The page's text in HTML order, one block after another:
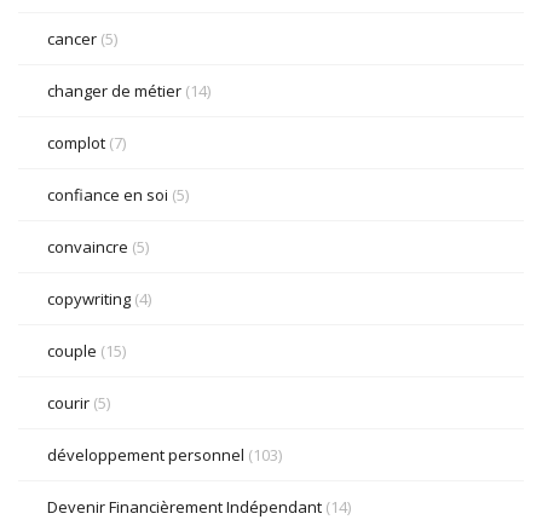
cancer (5)
changer de métier (14)
complot (7)
confiance en soi (5)
convaincre (5)
copywriting (4)
couple (15)
courir (5)
développement personnel (103)
Devenir Financièrement Indépendant (14)